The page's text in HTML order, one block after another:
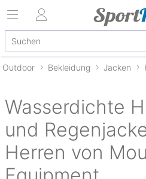
Outdoor Bekleidung Jacken
Wasserdichte
und
Herren von